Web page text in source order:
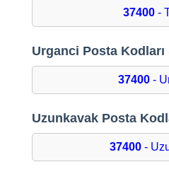
37400-
Urganci Posta Kodları
37400-
Uzunkavak Posta
37400-